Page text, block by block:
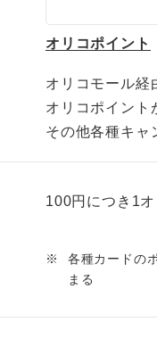
オリコポイント
オリコモール経
オリコポイント
その他各種キャ
100円につき 1
※
各種カードの
まる